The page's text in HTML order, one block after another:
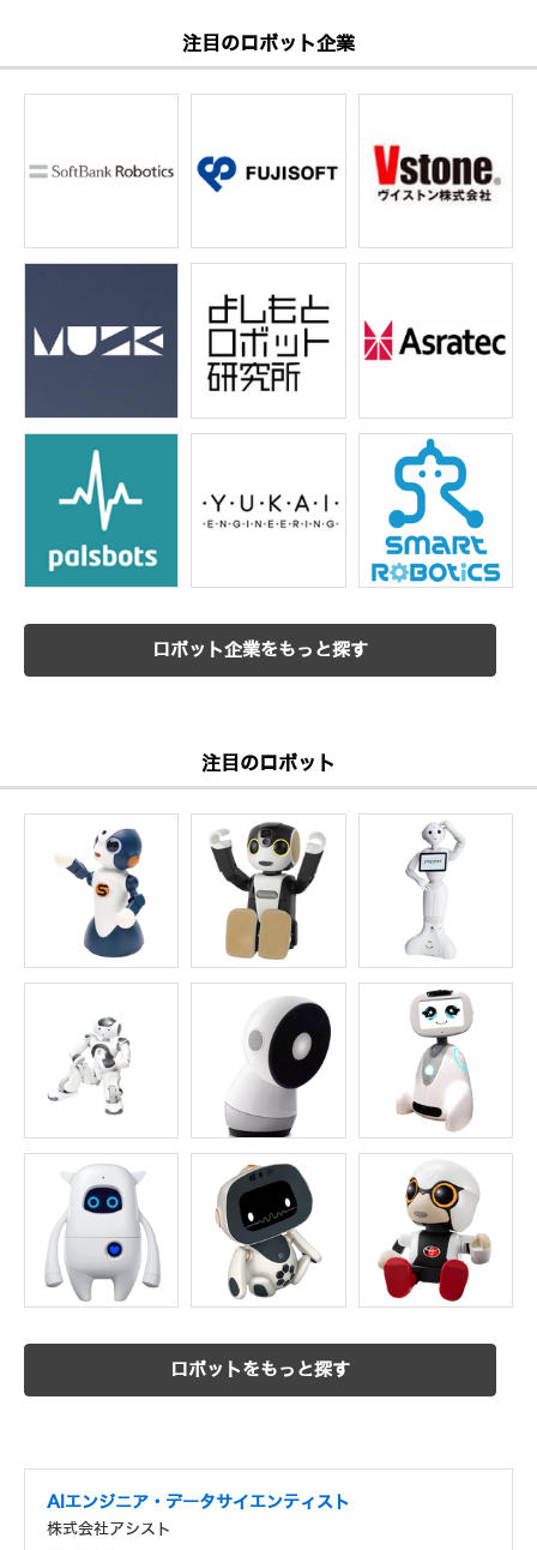
注目のロボット企業
ロボット企業をもっと探す
注目のロボット
ロボットをもっと探す
AIエンジニア・データサイエンティスト
株式会社アシスト